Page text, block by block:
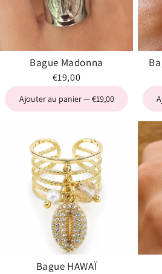
Bague Madonna
€19,00
Ajouter au panier — €19,00
Bague HAWAÏ